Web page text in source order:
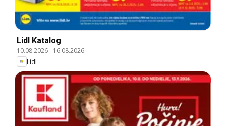
Lidl Katalog
10.08.2026- 16.08.2026
Lidl